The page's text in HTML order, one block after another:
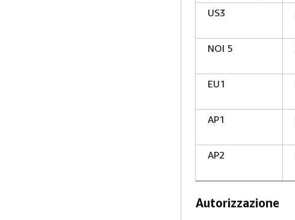
US3
NOI 5
EU1
AP1
AP2
Autorizzazione